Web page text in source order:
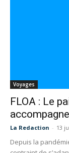
Voyages
FLOA : Le
La Redaction - 13
Depuis la